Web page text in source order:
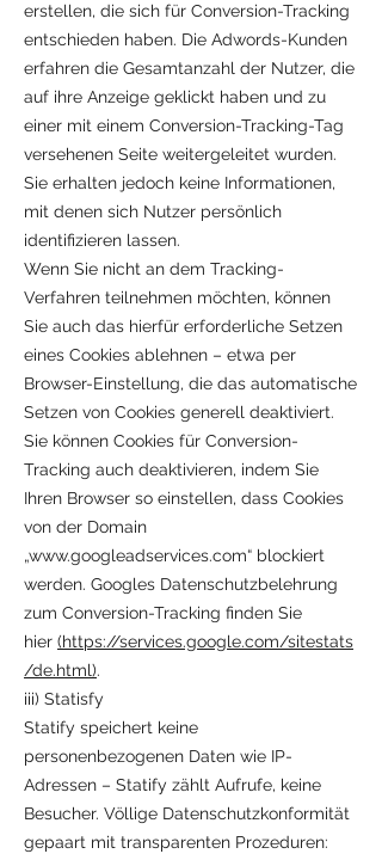
erstellen, die sich für Conversion-Tracking
entschieden haben. Die Adwords-Kunden
erfahren die Gesamtanzahl der Nutzer, die
auf ihre Anzeige geklickt haben und zu
einer mit einem Conversion-Tracking-Tag
versehenen Seite weitergeleitet wurden.
Sie erhalten jedoch keine Informationen,
mit denen sich Nutzer persönlich
identifizieren lassen.
Wenn Sie nicht an dem Tracking-
Verfahren teilnehmen möchten, können
Sie auch das hierfür erforderliche Setzen
eines Cookies ablehnen – etwa per
Browser-Einstellung, die das automatische
Setzen von Cookies generell deaktiviert.
Sie können Cookies für Conversion-
Tracking auch deaktivieren, indem Sie
Ihren Browser so einstellen, dass Cookies
von der Domain
„www.googleadservices.com“ blockiert
werden. Googles Datenschutzbelehrung
zum Conversion-Tracking finden Sie
hier (https://services.google.com/sitestats
/de.html).
iii) Statisfy
Statify speichert keine
personenbezogenen Daten wie IP-
Adressen – Statify zählt Aufrufe, keine
Besucher. Völlige Datenschutzkonformität
gepaart mit transparenten Prozeduren: